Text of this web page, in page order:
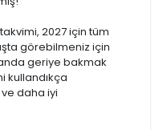
2027 için tüm
görebilmeniz için
geriye bakmak
kullandıkça
daha iyi